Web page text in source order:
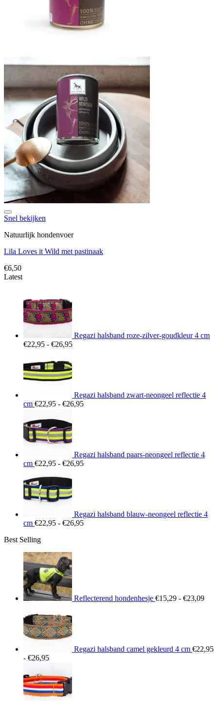
Snel bekijken
Natuurlijk hondenvoer
Lila Loves it Wild met pastinaak
€6,50
Latest
Regazi halsband roze-zilver-goudkleur 4 cm
€22,95 - €26,95Prijsklasse:
Regazi halsband zwart-neongeel reflectie 4
cm €22,95 - €26,95Prijsklasse:
Regazi halsband paars-neongeel reflectie 4
cm €22,95 - €26,95Prijsklasse:
Regazi halsband blauw-neongeel reflectie 4
cm €22,95 - €26,95Prijsklasse:
Best Selling
Reflecterend hondenhesje €15,29 - €23,09
Regazi halsband camel gekleurd 4 cm €22,95
- €26,95Prijsklasse:
tot
€26,95